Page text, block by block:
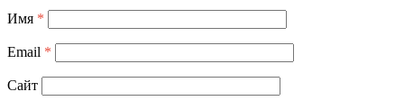
Имя *
Email *
Сайт